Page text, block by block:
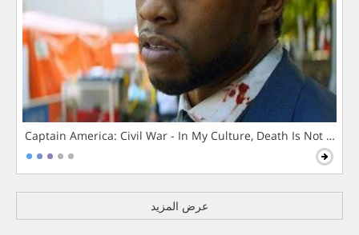
Captain America: Civil War - In My Culture, Death Is Not The
عرض المزيد